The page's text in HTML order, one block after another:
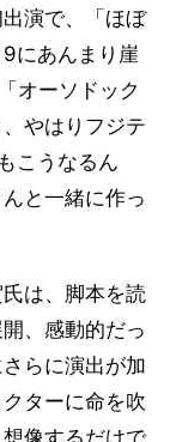
演で、「ほぼ
にあんまり崖
オーソドック
やはりフジテ
こうなるん
と一緒に作っ
は、脚本を読
、感動的だっ
らに演出が加
ターに命を吹
像するだけで